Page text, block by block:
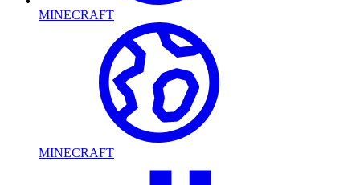
MINECRAFT
MINECRAFT